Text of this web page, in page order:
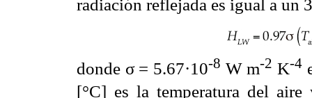
radiación reflejada es igual a un
donde σ = 5.67·10-8 W m-2 K-4
[°C] es la temperatura del